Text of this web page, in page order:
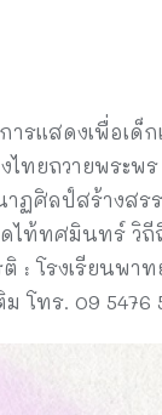
ารแสดงเพื่อเด็
ยถวายพระพ
ฏศิลป์สร้างสร
ท้ทศมินทร์ วิถี
: โรงเรียนพ
โทร. 09 5476